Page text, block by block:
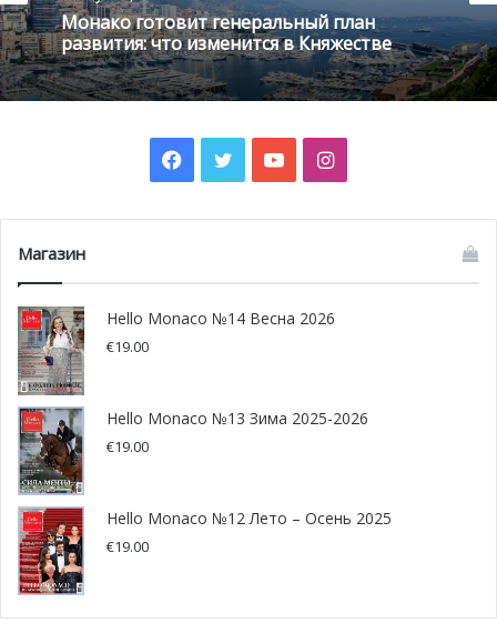
центром Covid по телефону 92 05 55 00. Затем вам
перезвонят из Национального центра тестирования,
чтобы записать на приём.
Этот тест позволит органам здравоохранения
подтвердить вирусный статус населения и обеспечить
возвращения на работу и в школу в новом году.
Монако готовит генеральный план
развития: что изменится в Княжестве
Facebook
TwitterYouTubeInstagram
Магазин
Hello Monaco №14 Весна 2026
€19.00
Hello Monaco №13 Зима 2025-2026
€19.00
Hello Monaco №12 Лето – Осень 2025
€19.00